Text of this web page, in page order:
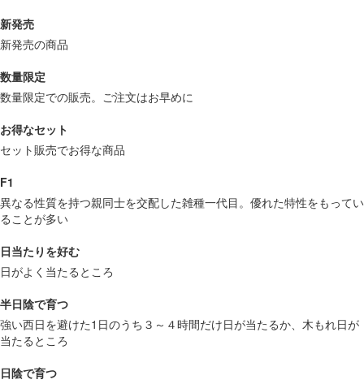
新発売
新発売の商品
数量限定
数量限定での販売。ご注文はお早めに
お得なセット
セット販売でお得な商品
F1
異なる性質を持つ親同士を交配した雑種一代目。優れた特性をもってい
ることが多い
日当たりを好む
日がよく当たるところ
半日陰で育つ
強い西日を避けた1日のうち３～４時間だけ日が当たるか、木もれ日が
当たるところ
日陰で育つ